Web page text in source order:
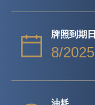
牌照到期日
8/2025